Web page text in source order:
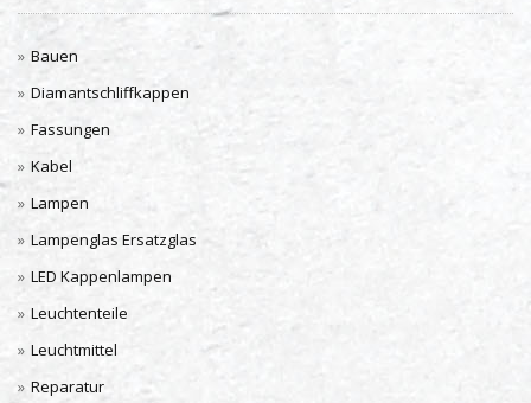
Bauen
Diamantschliffkappen
Fassungen
Kabel
Lampen
Lampenglas Ersatzglas
LED Kappenlampen
Leuchtenteile
Leuchtmittel
Reparatur